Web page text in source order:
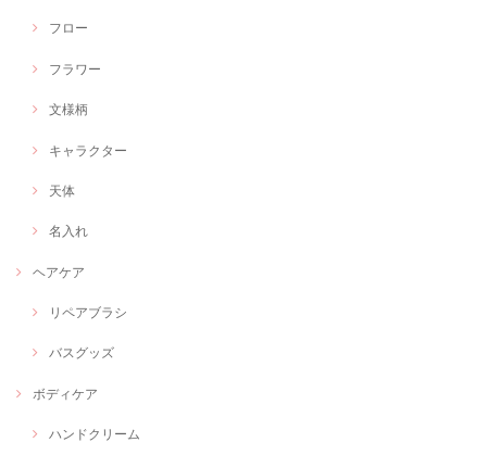
フロー
フラワー
文様柄
キャラクター
天体
名入れ
ヘアケア
リペアブラシ
バスグッズ
ボディケア
ハンドクリーム